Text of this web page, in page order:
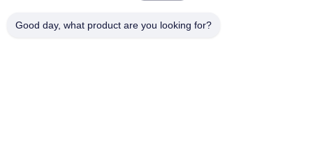
Good day, what product are you looking for?